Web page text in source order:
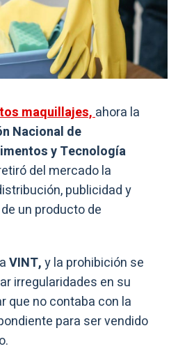
maquillajes,ahora la
Nacional de
y Tecnología
del mercado la
publicidad y
un producto de
VINT,y la prohibición se
irregularidades en su
que no contaba con la
para ser vendido